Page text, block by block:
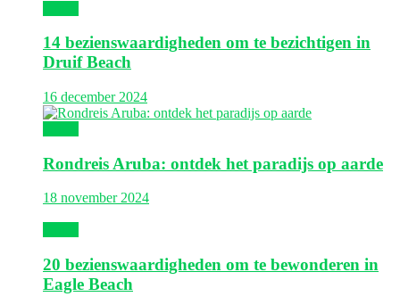
14 bezienswaardigheden om te bezichtigen in
Druif Beach
16 december 2024
Rondreis Aruba: ontdek het paradijs op aarde
18 november 2024
20 bezienswaardigheden om te bewonderen in
Eagle Beach